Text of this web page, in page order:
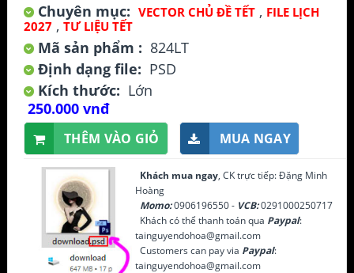
Chuyên mục: VECTOR CHỦ ĐỀ TẾT , FILE LỊCH
2027 , TƯ LIỆU TẾT
Mã sản phẩm : 824LT
Định dạng file: PSD
Kích thước: Lớn
250.000 vnđ
THÊM VÀO GIỎ MUA NGAY
Khách mua ngay, CK trực tiếp: Đặng Minh
Hoàng
Momo:0906196550 - VCB:0291000250717
Khách có thể thanh toán qua Paypal:
tainguyendohoa@gmail.com
Customers can pay via Paypal:
tainguyendohoa@gmail.com